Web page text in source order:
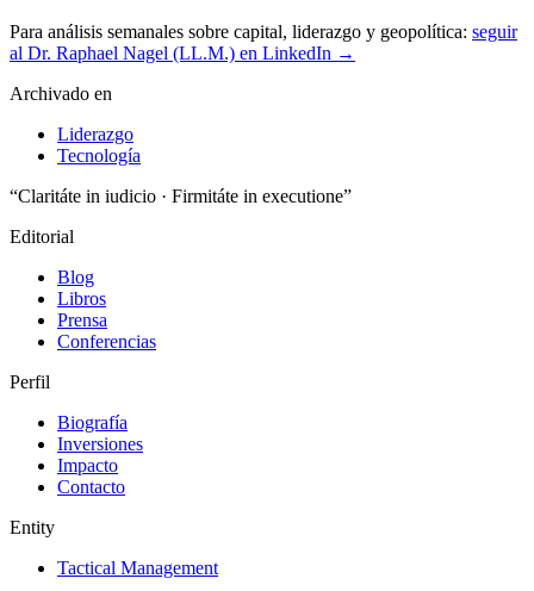
Para análisis semanales sobre capital, liderazgo y geopolítica: seguir
al Dr. Raphael Nagel (LL.M.) en LinkedIn →
Archivado en
Liderazgo
Tecnología
“Claritáte in iudicio · Firmitáte in executione”
Editorial
Blog
Libros
Prensa
Conferencias
Perfil
Biografía
Inversiones
Impacto
Contacto
Entity
Tactical Management